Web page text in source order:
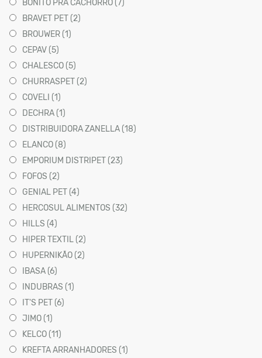
BONITO PRA CACHORRO (7)
BRAVET PET (2)
BROUWER (1)
CEPAV (5)
CHALESCO (5)
CHURRASPET (2)
COVELI (1)
DECHRA (1)
DISTRIBUIDORA ZANELLA (18)
ELANCO (8)
EMPORIUM DISTRIPET (23)
FOFOS (2)
GENIAL PET (4)
HERCOSUL ALIMENTOS (32)
HILLS (4)
HIPER TEXTIL (2)
HUPERNIKÃO (2)
IBASA (6)
INDUBRAS (1)
IT'S PET (6)
JIMO (1)
KELCO (11)
KREFTA ARRANHADORES (1)